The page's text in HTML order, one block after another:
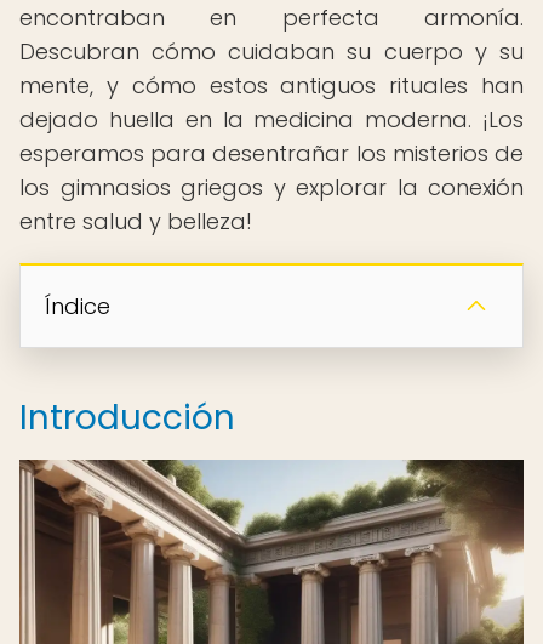
encontraban en perfecta armonía.
Descubran cómo cuidaban su cuerpo y su
mente, y cómo estos antiguos rituales han
dejado huella en la medicina moderna. ¡Los
esperamos para desentrañar los misterios de
los gimnasios griegos y explorar la conexión
entre salud y belleza!
Índice
Introducción